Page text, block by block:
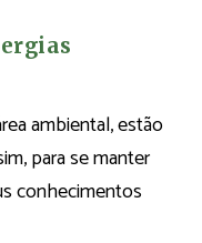
ambiental, estão
para se manter
conhecimentos